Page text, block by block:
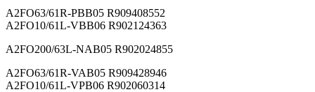
A2FO63/61R-PBB05 R909408552
A2FO10/61L-VBB06 R902124363
A2FO200/63L-NAB05 R902024855
A2FO63/61R-VAB05 R909428946
A2FO10/61L-VPB06 R902060314